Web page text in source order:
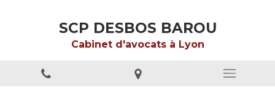
SCP DESBOS BAROU
Cabinet d'avocats à Lyon